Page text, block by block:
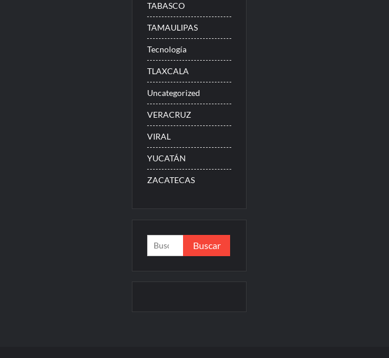
TABASCO
TAMAULIPAS
Tecnología
TLAXCALA
Uncategorized
VERACRUZ
VIRAL
YUCATÁN
ZACATECAS
Buscar: